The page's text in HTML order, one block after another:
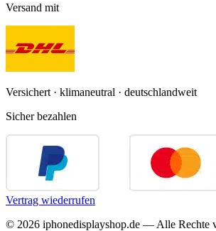
Versand mit
Versichert · klimaneutral · deutschlandweit
Sicher bezahlen
Vertrag wiederrufen
© 2026 iphonedisplayshop.de — Alle Rechte